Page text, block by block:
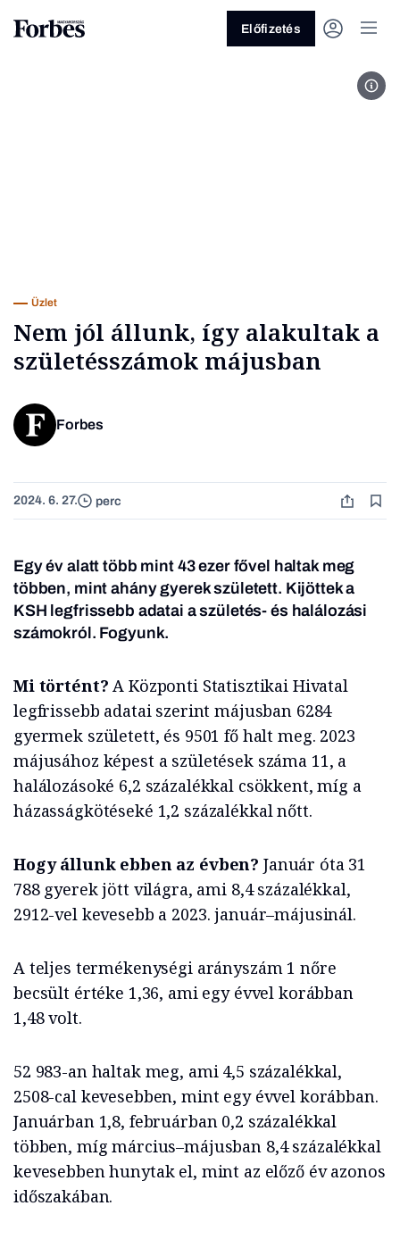
Előfizetés
Üzlet
Nem jól állunk, így alakultak a
születésszámok májusban
Forbes
2024. 6. 27. perc
Egy év alatt több mint 43 ezer fővel haltak meg
többen, mint ahány gyerek született. Kijöttek a
KSH legfrissebb adatai a születés- és halálozási
számokról. Fogyunk.
Mi történt?A Központi Statisztikai Hivatal
legfrissebb adatai szerint májusban 6284
gyermek született, és 9501 fő halt meg. 2023
májusához képest a születések száma 11, a
halálozásoké 6,2 százalékkal csökkent, míg a
házasságkötéseké 1,2 százalékkal nőtt.
Hogy állunk ebben az évben? Január óta 31
788 gyerek jött világra, ami 8,4 százalékkal,
2912-vel kevesebb a 2023. január–májusinál.
A teljes termékenységi arányszám 1 nőre
becsült értéke 1,36, ami egy évvel korábban
1,48 volt.
52 983-an haltak meg, ami 4,5 százalékkal,
2508-cal kevesebben, mint egy évvel korábban.
Januárban 1,8, februárban 0,2 százalékkal
többen, míg március–májusban 8,4 százalékkal
kevesebben hunytak el, mint az előző év azonos
időszakában.